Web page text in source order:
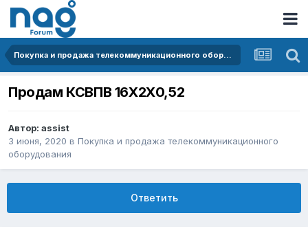
Покупка и продажа телекоммуникационного оборудования
Продам КСВПВ 16Х2Х0,52
Автор: assist
3 июня, 2020 в Покупка и продажа телекоммуникационного
оборудования
Ответить